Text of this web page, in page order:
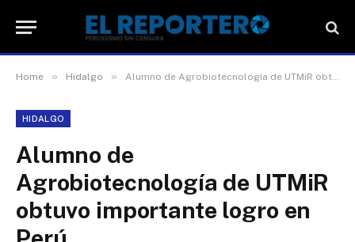
Home » Hidalgo » Alumno de Agrobiotecnología de UTMiR obtuvo importante logro en Perú
HIDALGO
Alumno de
Agrobiotecnología de UTMiR
obtuvo importante logro en